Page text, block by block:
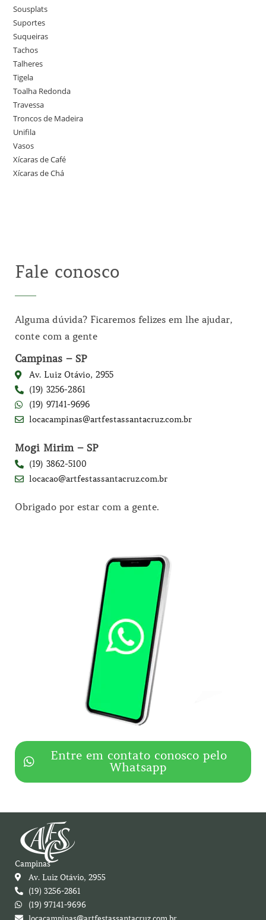
Sousplats
Suportes
Suqueiras
Tachos
Talheres
Tigela
Toalha Redonda
Travessa
Troncos de Madeira
Unifila
Vasos
Xícaras de Café
Xícaras de Chá
Fale conosco
Alguma dúvida? Ficaremos felizes em lhe ajudar,
conte com a gente
Campinas – SP
Av. Luiz Otávio, 2955
(19) 3256-2861
(19) 97141-9696
locacampinas@artfestassantacruz.com.br
Mogi Mirim – SP
(19) 3862-5100
locacao@artfestassantacruz.com.br
Obrigado por estar com a gente.
Entre em contato conosco pelo
Whatsapp
Campinas
Av. Luiz Otávio, 2955
(19) 3256-2861
(19) 97141-9696